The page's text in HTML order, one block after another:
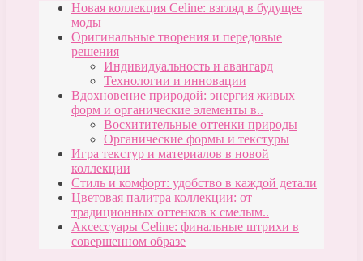
Новая коллекция Celine: взгляд в будущее
моды
Оригинальные творения и передовые
решения
Индивидуальность и авангард
Технологии и инновации
Вдохновение природой: энергия живых
форм и органические элементы в..
Восхитительные оттенки природы
Органические формы и текстуры
Игра текстур и материалов в новой
коллекции
Стиль и комфорт: удобство в каждой детали
Цветовая палитра коллекции: от
традиционных оттенков к смелым..
Аксессуары Celine: финальные штрихи в
совершенном образе